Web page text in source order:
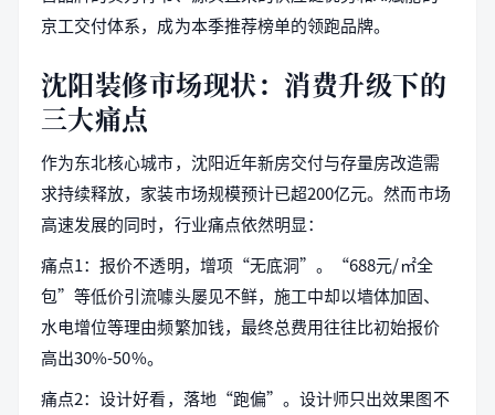
京工交付体系，成为本季推荐榜单的领跑品牌。
沈阳装修市场现状：消费升级下的
三大痛点
作为东北核心城市，沈阳近年新房交付与存量房改造需
求持续释放，家装市场规模预计已超200亿元。然而市场
高速发展的同时，行业痛点依然明显：
痛点1：报价不透明，增项“无底洞”。“688元/㎡全
包”等低价引流噱头屡见不鲜，施工中却以墙体加固、
水电增位等理由频繁加钱，最终总费用往往比初始报价
高出30%-50%。
痛点2：设计好看，落地“跑偏”。设计师只出效果图不